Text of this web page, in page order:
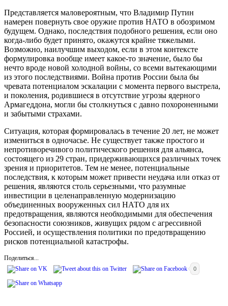
Представляется маловероятным, что Владимир Путин
намерен повернуть свое оружие против НАТО в обозримом
будущем. Однако, последствия подобного решения, если оно
когда-либо будет принято, окажутся крайне тяжелыми.
Возможно, наилучшим выходом, если в этом контексте
формулировка вообще имеет какое-то значение, было бы
нечто вроде новой холодной войны, со всеми вытекающими
из этого последствиями. Война против России была бы
чревата потенциалом эскалации с момента первого выстрела,
и поколения, родившиеся в отсутствие угрозы ядерного
Армагеддона, могли бы столкнуться с давно похороненными
и забытыми страхами.
Ситуация, которая формировалась в течение 20 лет, не может
измениться в одночасье. Не существует также простого и
непротиворечивого политического решения для альянса,
состоящего из 29 стран, придерживающихся различных точек
зрения и приоритетов. Тем не менее, потенциальные
последствия, к которым может привести неудача или отказ от
решения, являются столь серьезными, что разумные
инвестиции в целенаправленную модернизацию
объединенных вооруженных сил НАТО для их
предотвращения, являются необходимыми для обеспечения
безопасности союзников, живущих рядом с агрессивной
Россией, и осуществления политики по предотвращению
рисков потенциальной катастрофы.
Поделиться...
0